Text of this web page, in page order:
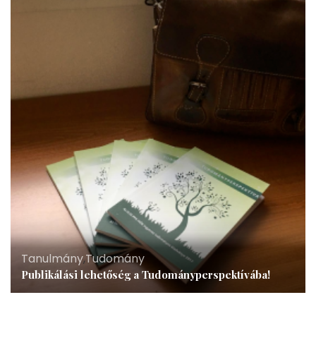
Tanulmány,Tudomány
Publikálási lehetőség a Tudományperspektívába!